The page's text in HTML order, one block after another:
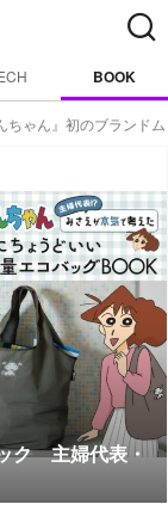
BOOK
ちゃん』初のブランド
ク 主婦代表・